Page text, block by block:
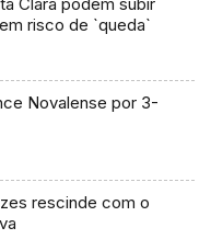
risco de `queda`
Novalense por 3-
rescinde com o